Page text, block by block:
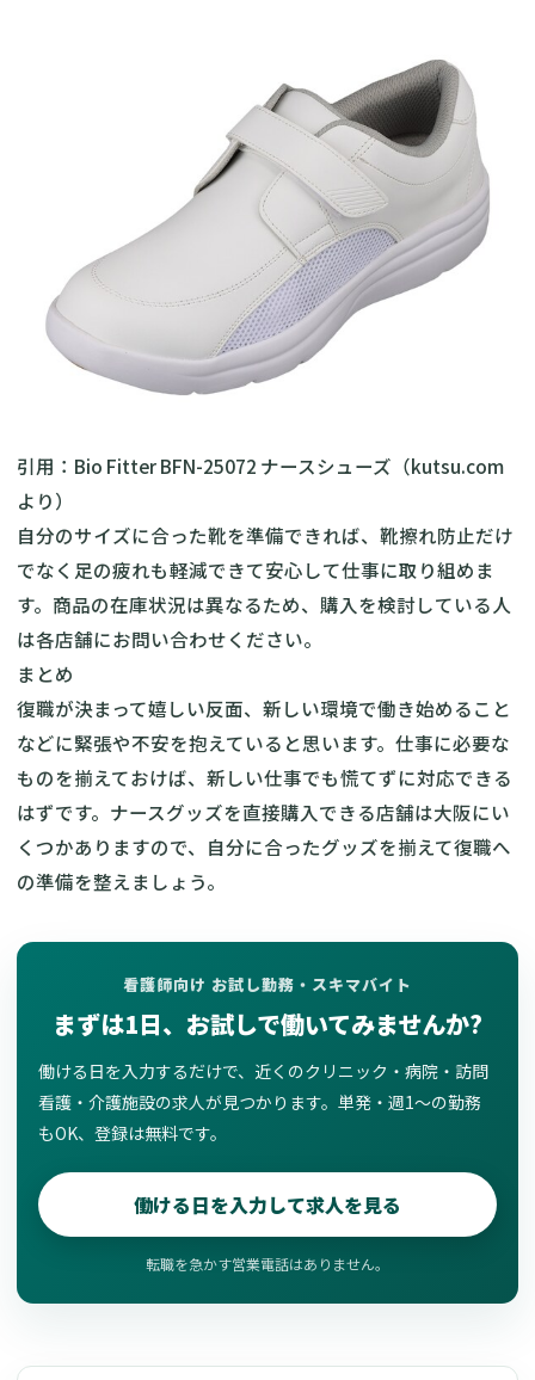
引用：Bio Fitter BFN-25072 ナースシューズ（kutsu.com
より）
自分のサイズに合った靴を準備できれば、靴擦れ防止だけ
でなく足の疲れも軽減できて安心して仕事に取り組めま
す。商品の在庫状況は異なるため、購入を検討している人
は各店舗にお問い合わせください。
まとめ
復職が決まって嬉しい反面、新しい環境で働き始めること
などに緊張や不安を抱えていると思います。仕事に必要な
ものを揃えておけば、新しい仕事でも慌てずに対応できる
はずです。ナースグッズを直接購入できる店舗は大阪にい
くつかありますので、自分に合ったグッズを揃えて復職へ
の準備を整えましょう。
看護師向け お試し勤務・スキマバイト
まずは1日、お試しで働いてみませんか?
働ける日を入力するだけで、近くのクリニック・病院・訪問
看護・介護施設の求人が見つかります。単発・週1〜の勤務
もOK、登録は無料です。
働ける日を入力して求人を見る
転職を急かす営業電話はありません。